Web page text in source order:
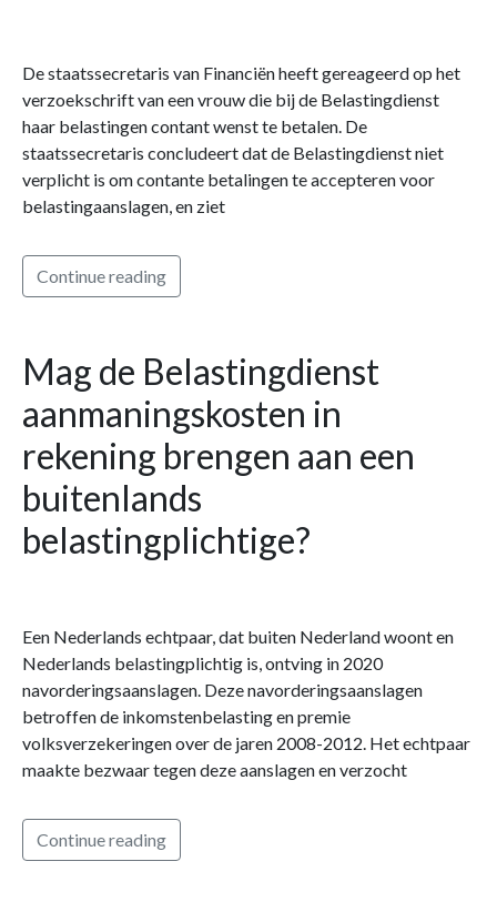
De staatssecretaris van Financiën heeft gereageerd op het
verzoekschrift van een vrouw die bij de Belastingdienst
haar belastingen contant wenst te betalen. De
staatssecretaris concludeert dat de Belastingdienst niet
verplicht is om contante betalingen te accepteren voor
belastingaanslagen, en ziet
Continue reading
Mag de Belastingdienst
aanmaningskosten in
rekening brengen aan een
buitenlands
belastingplichtige?
Een Nederlands echtpaar, dat buiten Nederland woont en
Nederlands belastingplichtig is, ontving in 2020
navorderingsaanslagen. Deze navorderingsaanslagen
betroffen de inkomstenbelasting en premie
volksverzekeringen over de jaren 2008-2012. Het echtpaar
maakte bezwaar tegen deze aanslagen en verzocht
Continue reading